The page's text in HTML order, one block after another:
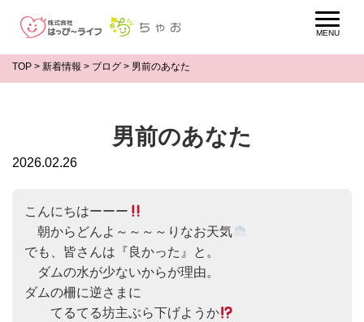
TOP > 新着情報 > ブログ > 男前のあなた
男前のあなた
2026.02.26
こんにちはーーー
朝からどんよ～～～～りなお天気
でも、皆さんは『良かった』と。
ダムの水が少ないからが理由。
ダムの柵に逆さまに
てるてる坊主ぶら下げようか